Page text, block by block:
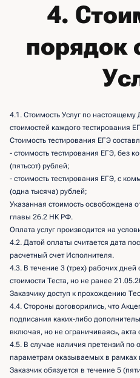
4.
порядок
4.1. Стоимость Услуг по
стоимостей каждого тестирования
Стоимость тестирования ЕГЭ
- стоимость тестирования ЕГЭ, без
(пятьсот) рублей;
- стоимость тестирования ЕГЭ, с
(одна тысяча) рублей;
Указанная стоимость освобождена
главы 26.2 НК РФ.
Оплата услуг производится на
4.2. Датой оплаты считается дата
расчетный счет Исполнителя.
4.3. В течение 3 (трех) рабочих
стоимости Теста, но не ранее
Заказчику доступ к прохождению
4.4. Стороны договорились, что
подписания каких-либо
включая, но не ограничиваясь,
4.5. В случае наличия претензий по
параметрам оказываемых в рамках
Заказчик обязуется в течение 5